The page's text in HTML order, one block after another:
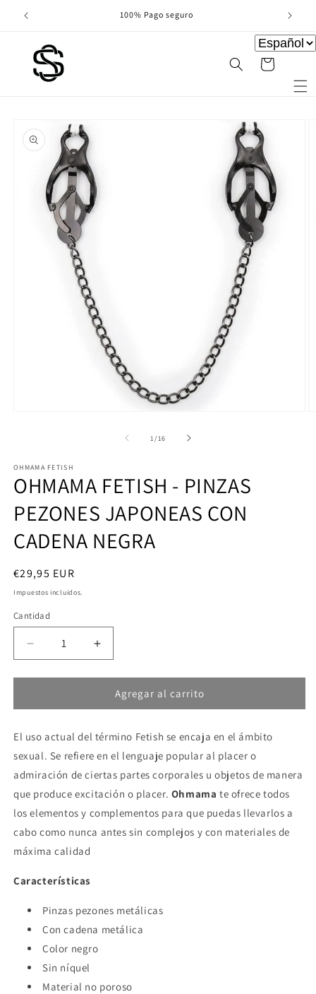
directamente
100% Pago seguro
Carrito
a la
información
del producto
una
ventana
modal
1 /de
16
OHMAMA FETISH
OHMAMA FETISH - PINZAS
PEZONES JAPONEAS CON
CADENA NEGRA
Precio
habitual
€29,95 EUR
Impuestos incluidos.
Cantidad
Reducir
cantidad
para
FETISH
PINZAS
PEZONES
JAPONEAS
CON
CADENA
NEGRA
Aumentar
cantidad
para
OHMAMA
FETISH
PINZAS
PEZONES
JAPONEAS
CON
CADENA
NEGRA
Agregar al carrito
El uso actual del término Fetish se encaja en el ámbito
sexual. Se refiere en el lenguaje popular al placer o
admiración de ciertas partes corporales u objetos de manera
que produce excitación o placer. Ohmama te ofrece todos
los elementos y complementos para que puedas llevarlos a
cabo como nunca antes sin complejos y con materiales de
máxima calidad
Características
Pinzas pezones metálicas
Con cadena metálica
Color negro
Sin níquel
Material no poroso